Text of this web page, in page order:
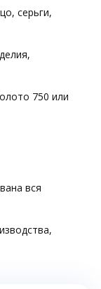
серьги,
750 или
вся